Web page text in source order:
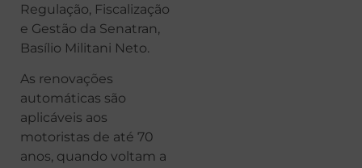
Regulação, Fiscalização
e Gestão da Senatran,
Basílio Militani Neto.
As renovações
automáticas são
aplicáveis aos
motoristas de até 70
anos, quando voltam a